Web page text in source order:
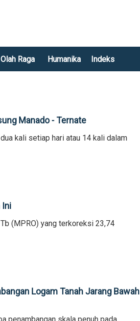
Olah Raga Humanika Indeks
Manado - Ternate
kali setiap hari atau 14 kali dalam
Ini
(MPRO) yang terkoreksi 23,74
Logam Tanah Jarang Bawah